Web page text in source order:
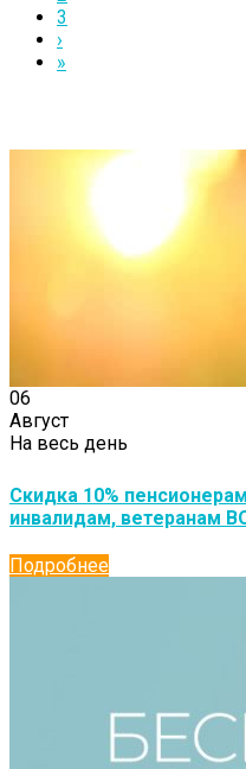
3
›
»
06
Август
На весь день
Скидка 10%
инвалидам, ветеранам
Подробнее